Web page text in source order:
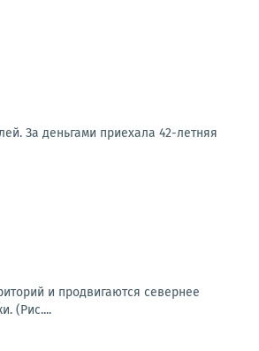
За деньгами приехала 42-летняя
и продвигаются севернее
(Рис....